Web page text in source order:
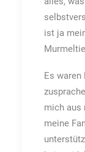
ist ja
Es waren
mich aus
meine